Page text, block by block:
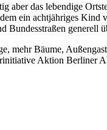
das lebendige
ein achtjähriges
Bundesstraßen
mehr Bäume,
Aktion Berliner